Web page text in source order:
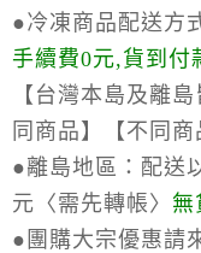
●冷凍商品配送方
手續費0元,貨到付
【台灣本島及離
同商品】【不同
●離島地區： 配送
元〈需先轉帳〉 無
● 團購大宗優惠請